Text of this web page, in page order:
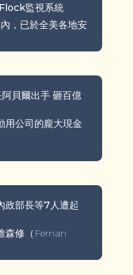
監視系統
，已於全美各地安
貝爾出手 砸百億
用公司的龐大現金
部長等7人遭起
森修（Fernan